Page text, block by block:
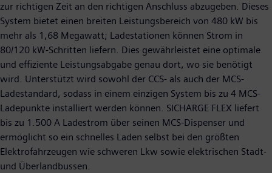
zur richtigen Zeit an den richtigen Anschluss abzugeben. Dieses
System bietet einen breiten Leistungsbereich von 480 kW bis
mehr als 1,68 Megawatt; Ladestationen können Strom in
80/120 kW-Schritten liefern. Dies gewährleistet eine optimale
und effiziente Leistungsabgabe genau dort, wo sie benötigt
wird. Unterstützt wird sowohl der CCS- als auch der MCS-
Ladestandard, sodass in einem einzigen System bis zu 4 MCS-
Ladepunkte installiert werden können. SICHARGE FLEX liefert
bis zu 1.500 A Ladestrom über seinen MCS-Dispenser und
ermöglicht so ein schnelles Laden selbst bei den größten
Elektrofahrzeugen wie schweren Lkw sowie elektrischen Stadt-
und Überlandbussen.